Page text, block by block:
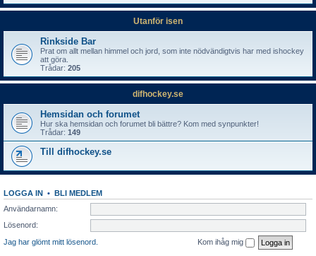
Utanför isen
Rinkside Bar
Prat om allt mellan himmel och jord, som inte nödvändigtvis har med ishockey
att göra.
Trådar: 205
difhockey.se
Hemsidan och forumet
Hur ska hemsidan och forumet bli bättre? Kom med synpunkter!
Trådar: 149
Till difhockey.se
LOGGA IN • BLI MEDLEM
Användarnamn:
Lösenord:
Jag har glömt mitt lösenord.
Kom ihåg mig